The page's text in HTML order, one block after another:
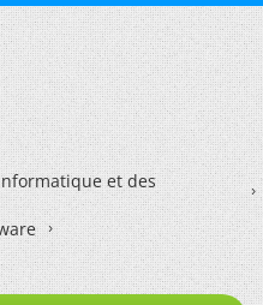
et des